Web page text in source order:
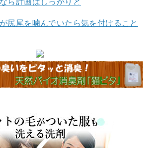
尻尾を噛んでいたら気を付けること